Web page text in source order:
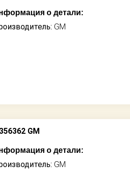
о детали:
GM
GM
о детали:
GM